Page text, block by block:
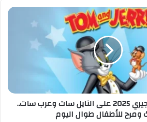
تردد قناة توم وجيري 2025 على النايل سات وعرب سات..
للأطفال طوال اليوم